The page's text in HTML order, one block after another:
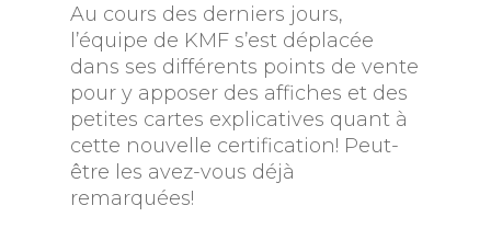
Au cours des derniers jours,
l’équipe de KMF s’est déplacée
dans ses différents points de vente
pour y apposer des affiches et des
petites cartes explicatives quant à
cette nouvelle certification! Peut-
être les avez-vous déjà
remarquées!